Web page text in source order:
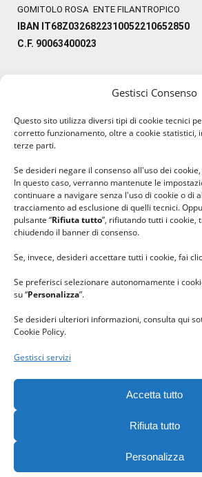
Gestisci Consenso
Questo sito utilizza diversi tipi di cookie tecnici
corretto funzionamento, oltre a cookie statistici,
terze parti.
Se desideri negare il consenso all'uso dei
In questo caso, verranno mantenute le
continuare a navigare senza l'uso di cookie o di
tracciamento ad esclusione di quelli tecnici.
pulsante “Rifiuta tutto”, rifiutando tutti i cookie,
chiudendo il banner di consenso.
Se, invece, desideri accettare tutti i cookie, fai
Se preferisci selezionare autonomamente i
su “Personalizza”.
Se desideri ulteriori informazioni, consulta qui
Cookie Policy.
Gestisci servizi
Accetta tutto
Rifiuta tutto
Personalizza
GOMITOLO ROSA ENTE FILANTROPICO
IBAN IT68Z0326822310052210652850
C.F. 90063400023
#lanaterapia
Gomitolorosa. Tutti i diritti riservati. - C. F.